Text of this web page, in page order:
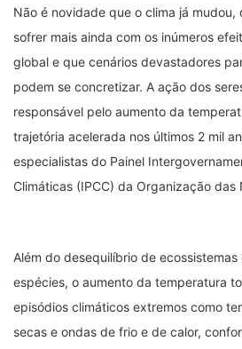
Não é novidade que o clima já
sofrer mais ainda com os inúmeros
global e que cenários devastadores
podem se concretizar. A ação dos
responsável pelo aumento da
trajetória acelerada nos últimos 2 mil
especialistas do Painel
Climáticas (IPCC) da Organização das
Além do desequilíbrio de
espécies, o aumento da temperatura
episódios climáticos extremos como
secas e ondas de frio e de calor,